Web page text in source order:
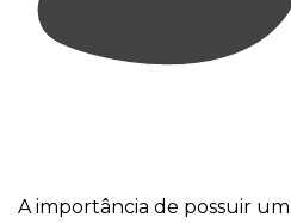
A importância de possuir